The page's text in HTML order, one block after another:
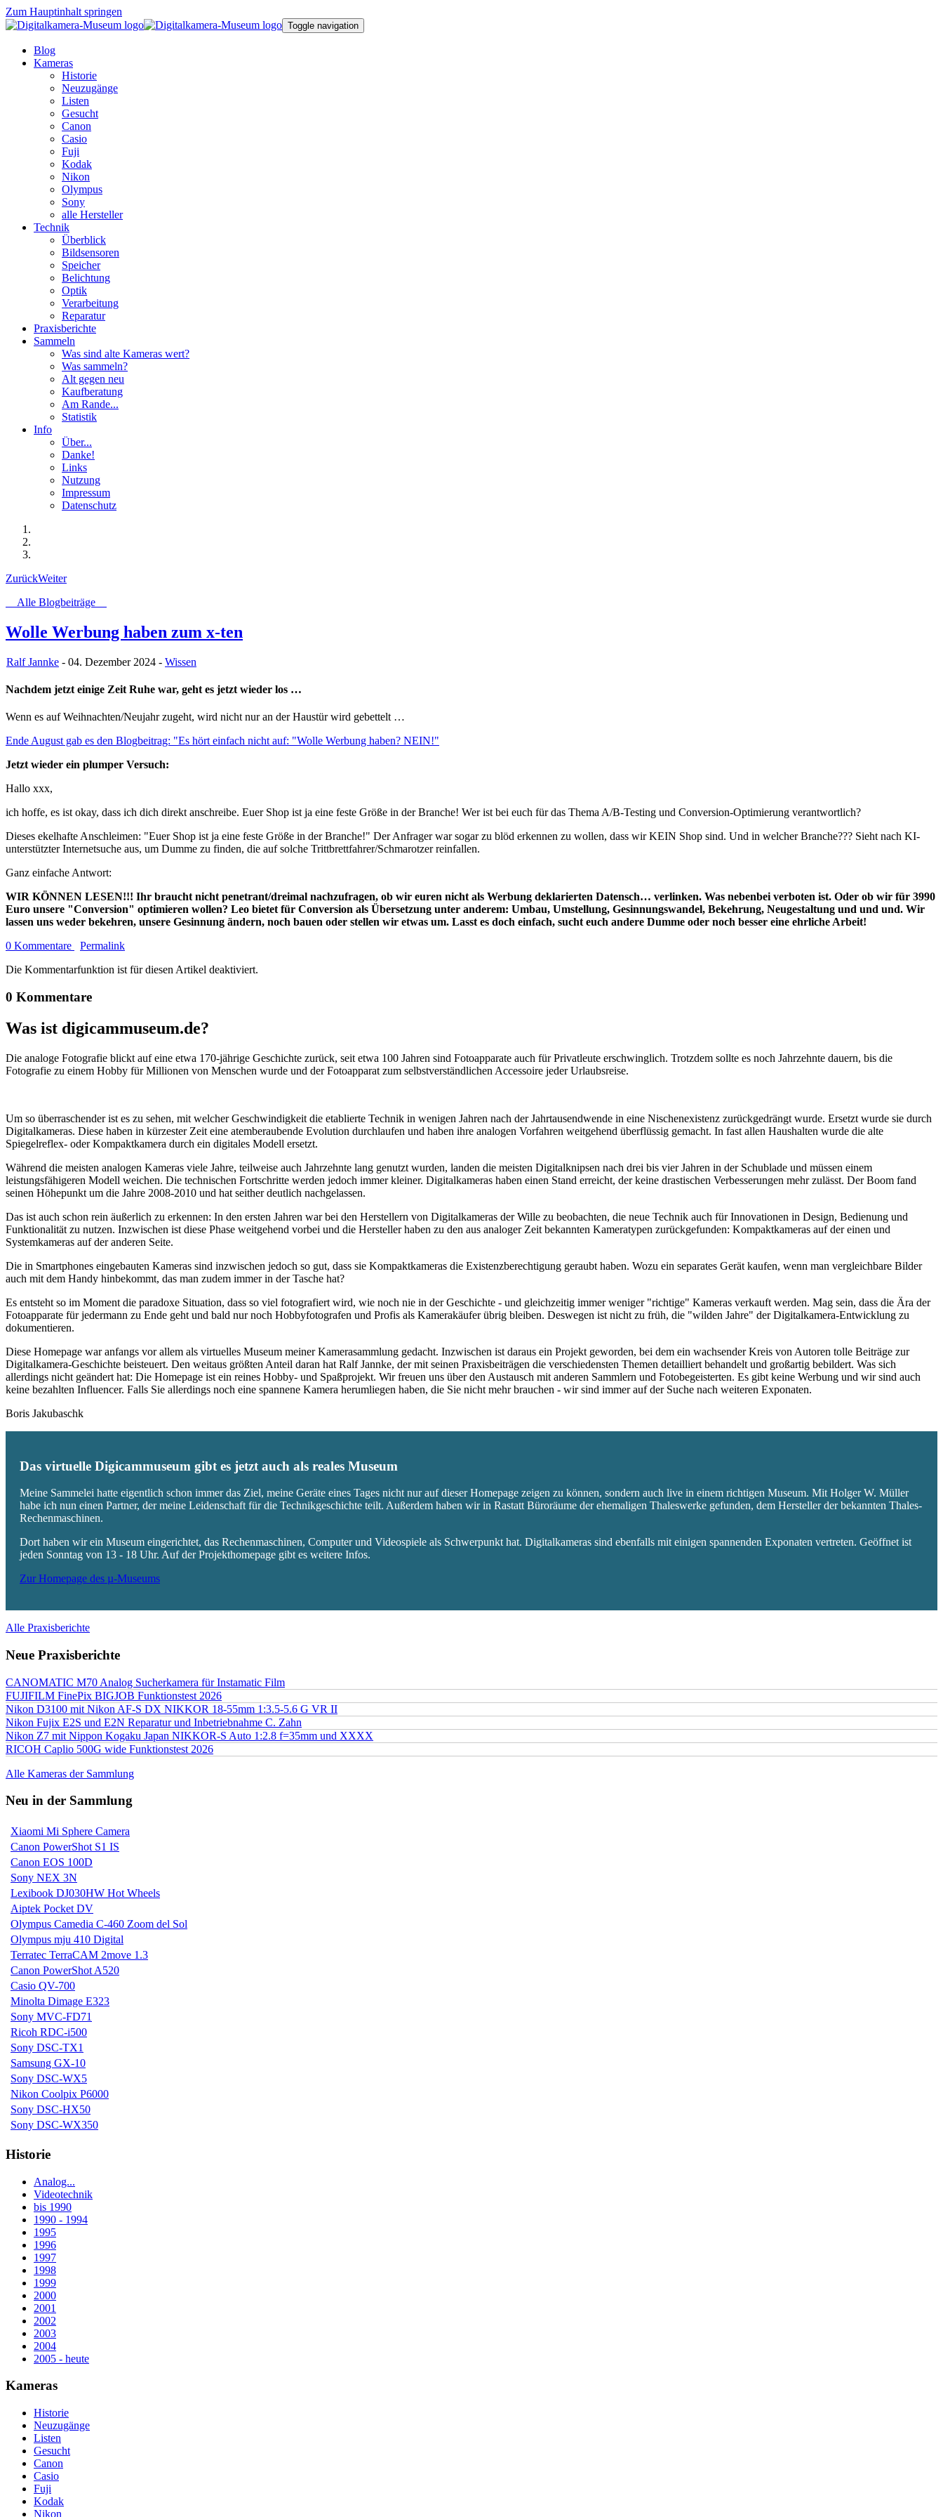
Zum Hauptinhalt springen
Toggle navigation
Blog
Kameras
Historie
Neuzugänge
Listen
Gesucht
Canon
Casio
Fuji
Kodak
Nikon
Olympus
Sony
alle Hersteller
Technik
Überblick
Bildsensoren
Speicher
Belichtung
Optik
Verarbeitung
Reparatur
Praxisberichte
Sammeln
Was sind alte Kameras wert?
Was sammeln?
Alt gegen neu
Kaufberatung
Am Rande...
Statistik
Info
Über...
Danke!
Links
Nutzung
Impressum
Datenschutz
ZurückWeiter
Alle Blogbeiträge
Wolle Werbung haben zum x-ten
Ralf Jannke - 04. Dezember 2024 - Wissen
Nachdem jetzt einige Zeit Ruhe war, geht es jetzt wieder los …
Wenn es auf Weihnachten/Neujahr zugeht, wird nicht nur an der Haustür wird gebettelt …
Ende August gab es den Blogbeitrag: "Es hört einfach nicht auf: "Wolle Werbung haben? NEIN!"
Jetzt wieder ein plumper Versuch:
Hallo xxx,
ich hoffe, es ist okay, dass ich dich direkt anschreibe. Euer Shop ist ja eine feste Größe in der Branche! Wer ist bei euch für das Thema A/B-Testing und Conversion-Optimierung verantwortlich?
Dieses ekelhafte Anschleimen: "Euer Shop ist ja eine feste Größe in der Branche!" Der Anfrager war sogar zu blöd erkennen zu wollen, dass wir KEIN Shop sind. Und in welcher Branche??? Sieht nach KI-
unterstützter Internetsuche aus, um Dumme zu finden, die auf solche Trittbrettfahrer/Schmarotzer reinfallen.
Ganz einfache Antwort:
WIR KÖNNEN LESEN!!! Ihr braucht nicht penetrant/dreimal nachzufragen, ob wir euren nicht als Werbung deklarierten Datensch… verlinken. Was nebenbei verboten ist. Oder ob wir für 3990
Euro unsere "Conversion" optimieren wollen? Leo bietet für Conversion als Übersetzung unter anderem: Umbau, Umstellung, Gesinnungswandel, Bekehrung, Neugestaltung und und und. Wir
lassen uns weder bekehren, unsere Gesinnung ändern, noch bauen oder stellen wir etwas um. Lasst es doch einfach, sucht euch andere Dumme oder noch besser eine ehrliche Arbeit!
0 Kommentare
Permalink
Die Kommentarfunktion ist für diesen Artikel deaktiviert.
0 Kommentare
Was ist digicammuseum.de?
Die analoge Fotografie blickt auf eine etwa 170-jährige Geschichte zurück, seit etwa 100 Jahren sind Fotoapparate auch für Privatleute erschwinglich. Trotzdem sollte es noch Jahrzehnte dauern, bis die
Fotografie zu einem Hobby für Millionen von Menschen wurde und der Fotoapparat zum selbstverständlichen Accessoire jeder Urlaubsreise.
Um so überraschender ist es zu sehen, mit welcher Geschwindigkeit die etablierte Technik in wenigen Jahren nach der Jahrtausendwende in eine Nischenexistenz zurückgedrängt wurde. Ersetzt wurde sie durch
Digitalkameras. Diese haben in kürzester Zeit eine atemberaubende Evolution durchlaufen und haben ihre analogen Vorfahren weitgehend überflüssig gemacht. In fast allen Haushalten wurde die alte
Spiegelreflex- oder Kompaktkamera durch ein digitales Modell ersetzt.
Während die meisten analogen Kameras viele Jahre, teilweise auch Jahrzehnte lang genutzt wurden, landen die meisten Digitalknipsen nach drei bis vier Jahren in der Schublade und müssen einem
leistungsfähigeren Modell weichen. Die technischen Fortschritte werden jedoch immer kleiner. Digitalkameras haben einen Stand erreicht, der keine drastischen Verbesserungen mehr zulässt. Der Boom fand
seinen Höhepunkt um die Jahre 2008-2010 und hat seither deutlich nachgelassen.
Das ist auch schon rein äußerlich zu erkennen: In den ersten Jahren war bei den Herstellern von Digitalkameras der Wille zu beobachten, die neue Technik auch für Innovationen in Design, Bedienung und
Funktionalität zu nutzen. Inzwischen ist diese Phase weitgehend vorbei und die Hersteller haben zu den aus analoger Zeit bekannten Kameratypen zurückgefunden: Kompaktkameras auf der einen und
Systemkameras auf der anderen Seite.
Die in Smartphones eingebauten Kameras sind inzwischen jedoch so gut, dass sie Kompaktkameras die Existenzberechtigung geraubt haben. Wozu ein separates Gerät kaufen, wenn man vergleichbare Bilder
auch mit dem Handy hinbekommt, das man zudem immer in der Tasche hat?
Es entsteht so im Moment die paradoxe Situation, dass so viel fotografiert wird, wie noch nie in der Geschichte - und gleichzeitig immer weniger "richtige" Kameras verkauft werden. Mag sein, dass die Ära der
Fotoapparate für jedermann zu Ende geht und bald nur noch Hobbyfotografen und Profis als Kamerakäufer übrig bleiben. Deswegen ist nicht zu früh, die "wilden Jahre" der Digitalkamera-Entwicklung zu
dokumentieren.
Diese Homepage war anfangs vor allem als virtuelles Museum meiner Kamerasammlung gedacht. Inzwischen ist daraus ein Projekt geworden, bei dem ein wachsender Kreis von Autoren tolle Beiträge zur
Digitalkamera-Geschichte beisteuert. Den weitaus größten Anteil daran hat Ralf Jannke, der mit seinen Praxisbeiträgen die verschiedensten Themen detailliert behandelt und großartig bebildert. Was sich
allerdings nicht geändert hat: Die Homepage ist ein reines Hobby- und Spaßprojekt. Wir freuen uns über den Austausch mit anderen Sammlern und Fotobegeisterten. Es gibt keine Werbung und wir sind auch
keine bezahlten Influencer. Falls Sie allerdings noch eine spannene Kamera herumliegen haben, die Sie nicht mehr brauchen - wir sind immer auf der Suche nach weiteren Exponaten.
Boris Jakubaschk
Das virtuelle Digicammuseum gibt es jetzt auch als reales Museum
Meine Sammelei hatte eigentlich schon immer das Ziel, meine Geräte eines Tages nicht nur auf dieser Homepage zeigen zu können, sondern auch live in einem richtigen Museum. Mit Holger W. Müller
habe ich nun einen Partner, der meine Leidenschaft für die Technikgeschichte teilt. Außerdem haben wir in Rastatt Büroräume der ehemaligen Thaleswerke gefunden, dem Hersteller der bekannten Thales-
Rechenmaschinen.
Dort haben wir ein Museum eingerichtet, das Rechenmaschinen, Computer und Videospiele als Schwerpunkt hat. Digitalkameras sind ebenfalls mit einigen spannenden Exponaten vertreten. Geöffnet ist
jeden Sonntag von 13 - 18 Uhr. Auf der Projekthomepage gibt es weitere Infos.
Zur Homepage des µ-Museums
Alle Praxisberichte
Neue Praxisberichte
CANOMATIC M70 Analog Sucherkamera für Instamatic Film
FUJIFILM FinePix BIGJOB Funktionstest 2026
Nikon D3100 mit Nikon AF-S DX NIKKOR 18-55mm 1:3.5-5.6 G VR II
Nikon Fujix E2S und E2N Reparatur und Inbetriebnahme C. Zahn
Nikon Z7 mit Nippon Kogaku Japan NIKKOR-S Auto 1:2.8 f=35mm und XXXX
RICOH Caplio 500G wide Funktionstest 2026
Alle Kameras der Sammlung
Neu in der Sammlung
Xiaomi Mi Sphere Camera
Canon PowerShot S1 IS
Canon EOS 100D
Sony NEX 3N
Lexibook DJ030HW Hot Wheels
Aiptek Pocket DV
Olympus Camedia C-460 Zoom del Sol
Olympus mju 410 Digital
Terratec TerraCAM 2move 1.3
Canon PowerShot A520
Casio QV-700
Minolta Dimage E323
Sony MVC-FD71
Ricoh RDC-i500
Sony DSC-TX1
Samsung GX-10
Sony DSC-WX5
Nikon Coolpix P6000
Sony DSC-HX50
Sony DSC-WX350
Historie
Analog...
Videotechnik
bis 1990
1990 - 1994
1995
1996
1997
1998
1999
2000
2001
2002
2003
2004
2005 - heute
Kameras
Historie
Neuzugänge
Listen
Gesucht
Canon
Casio
Fuji
Kodak
Nikon